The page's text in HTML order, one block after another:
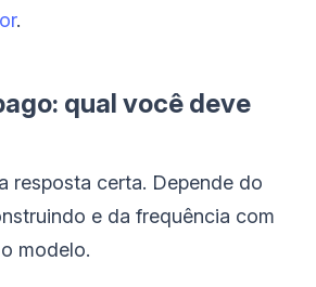
.
qual você deve
resposta certa. Depende do
e da frequência com
modelo.